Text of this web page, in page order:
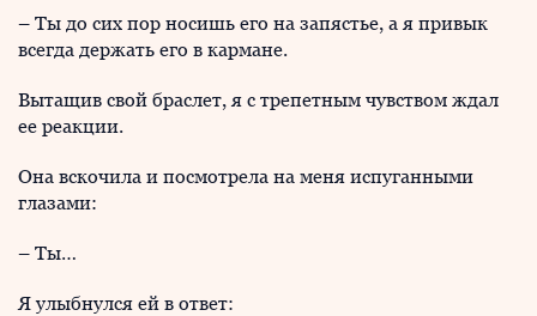
– Ты до сих пор носишь его на запястье, а я привык
всегда держать его в кармане.
Вытащив свой браслет, я с трепетным чувством ждал
ее реакции.
Она вскочила и посмотрела на меня испуганными
глазами:
– Ты…
Я улыбнулся ей в ответ: